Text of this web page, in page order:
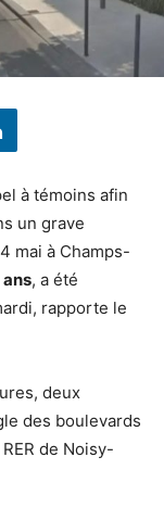
à témoins afin
un grave
mai à Champs-
ans, a été
rapporte le
deux
des boulevards
de Noisy-